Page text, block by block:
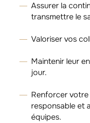
Assurer la
transmettre le
Valoriser vos
Maintenir leur
jour.
Renforcer votre
responsable et
équipes.